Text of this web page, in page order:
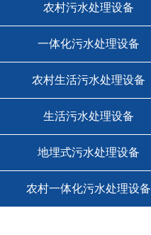
农村污水处理设备
一体化污水处理设备
农村生活污水处理设备
生活污水处理设备
地埋式污水处理设备
农村一体化污水处理设备